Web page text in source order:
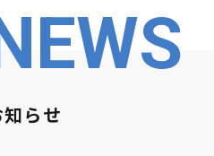
知らせ